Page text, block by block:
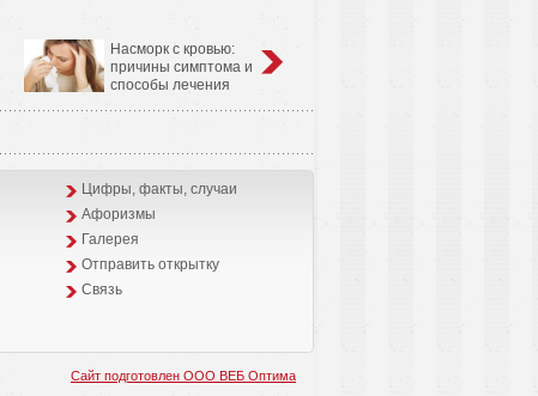
Насморк с кровью:
причины симптома и
способы лечения
Цифры, факты, случаи
Афоризмы
Галерея
Отправить открытку
Связь
Сайт подготовлен ООО ВЕБ Оптима